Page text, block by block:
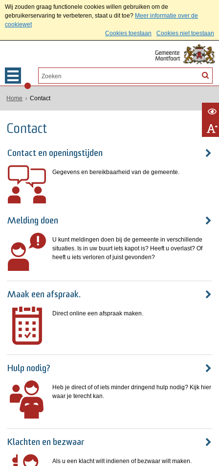
Wij zouden graag functionele cookies willen gebruiken om de
gebruikerservaring te verbeteren, staat u dit toe? Meer informatie over de
cookiewet
Cookies toestaan
Cookies niet toestaan
Home Contact
Contact
Contact en openingstijden
Gegevens en bereikbaarheid van de gemeente.
Melding doen
U kunt meldingen doen bij de gemeente in verschillende
situaties. Is in uw buurt iets kapot is? Heeft u overlast? Of
heeft u iets verloren of juist gevonden?
Maak een afspraak.
Direct online een afspraak maken.
Hulp nodig?
Heb je direct of of iets minder dringend hulp nodig? Kijk hier
waar je terecht kan.
Klachten en bezwaar
Als u een klacht wilt indienen of bezwaar wilt maken.